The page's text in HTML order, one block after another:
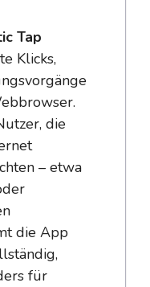
Tap
Klicks,
die
– etwa
die App
für